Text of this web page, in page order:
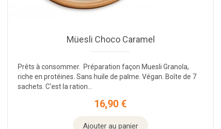
Müesli Choco Caramel
Prêts à consommer. Préparation façon Muesli Granola,
riche en protéines. Sans huile de palme. Végan. Boîte de 7
sachets. C'est la ration...
Prix
16,90 €
Ajouter au panier